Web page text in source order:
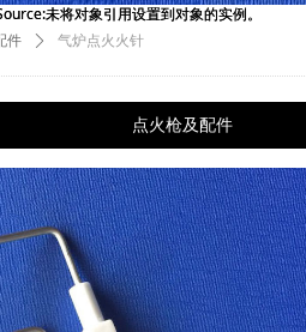
件 ꄲ 气炉点火火针
未将对象引用设置到对象的实例。
点火枪及配件
未将对象引用设置到对象的实例。